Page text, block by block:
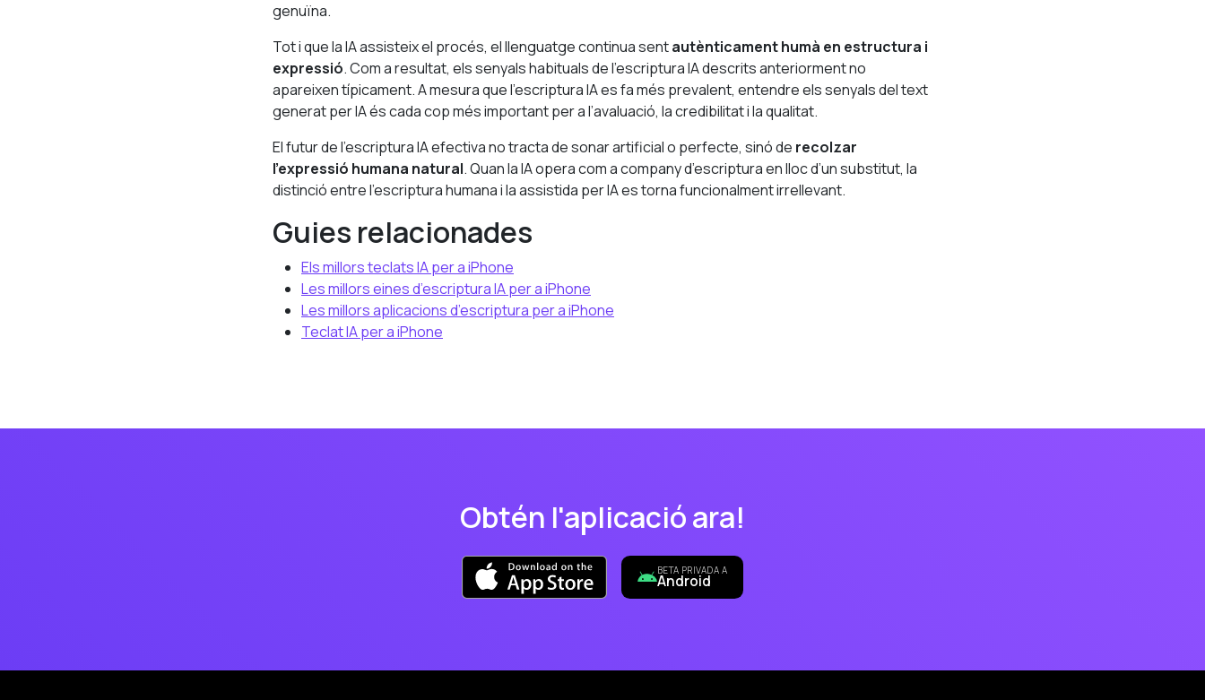
genuïna.
Tot i que la IA assisteix el procés, el llenguatge continua sentautènticament humà en estructura i
expressió. Com a resultat, els senyals habituals de l’escriptura IA descrits anteriorment no
apareixen típicament. A mesura que l’escriptura IA es fa més prevalent, entendre els senyals del text
generat per IA és cada cop més important per a l’avaluació, la credibilitat i la qualitat.
El futur de l’escriptura IA efectiva no tracta de sonar artificial o perfecte, sinó de recolzar
l’expressió humana natural. Quan la IA opera com a company d’escriptura en lloc d’un substitut, la
distinció entre l’escriptura humana i la assistida per IA es torna funcionalment irrellevant.
Guies relacionades
Els millors teclats IA per a iPhone
Les millors eines d’escriptura IA per a iPhone
Les millors aplicacions d’escriptura per a iPhone
Teclat IA per a iPhone
Obtén l'aplicació ara!
BETA PRIVADA A
Android